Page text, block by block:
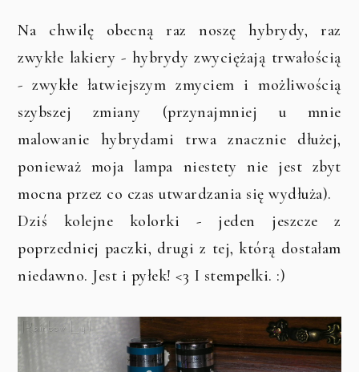
Na chwilę obecną raz noszę hybrydy, raz
zwykłe lakiery - hybrydy zwyciężają trwałością
- zwykłe łatwiejszym zmyciem i możliwością
szybszej zmiany (przynajmniej u mnie
malowanie hybrydami trwa znacznie dłużej,
ponieważ moja lampa niestety nie jest zbyt
mocna przez co czas utwardzania się wydłuża).
Dziś kolejne kolorki - jeden jeszcze z
poprzedniej paczki, drugi z tej, którą dostałam
niedawno. Jest i pyłek! <3 I stempelki. :)